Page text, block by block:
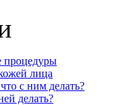
процедуры
лица
с ним делать?
делать?